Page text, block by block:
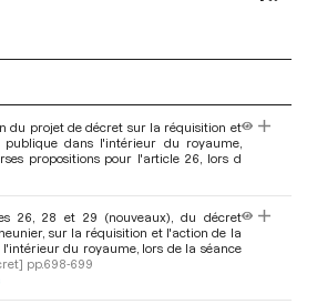
du projet de décret sur la réquisition et
dans l'intérieur du royaume,
propositions pour l'article 26, lors d
26, 28 et 29 (nouveaux), du décret
sur la réquisition et l'action de la
du royaume, lors de la séance
pp.698-699